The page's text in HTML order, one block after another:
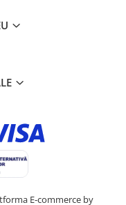
E-commerce by